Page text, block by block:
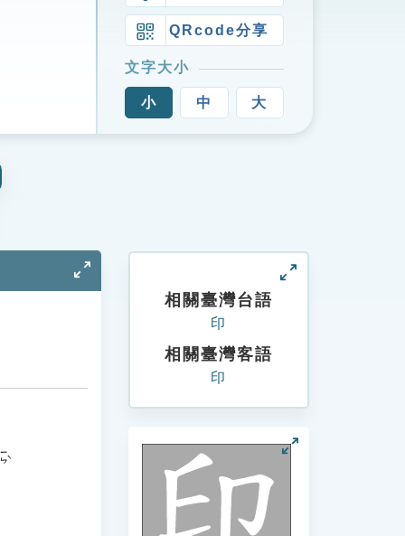
QRcode分享
文字大小
小 中 大
ㄧㄣˋ
相關臺灣台語
印
相關臺灣客語
印